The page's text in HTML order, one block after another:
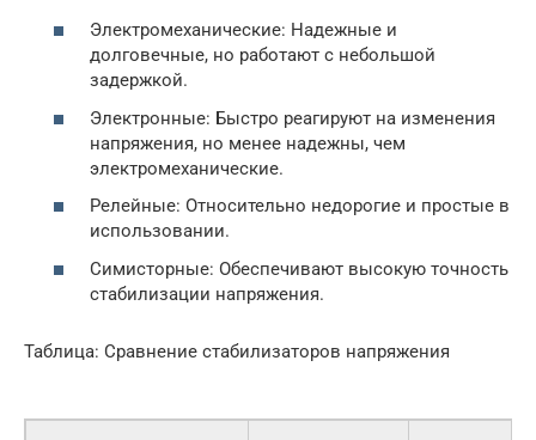
Электромеханические: Надежные и
долговечные, но работают с небольшой
задержкой.
Электронные: Быстро реагируют на изменения
напряжения, но менее надежны, чем
электромеханические.
Релейные: Относительно недорогие и простые в
использовании.
Симисторные: Обеспечивают высокую точность
стабилизации напряжения.
Таблица: Сравнение стабилизаторов напряжения